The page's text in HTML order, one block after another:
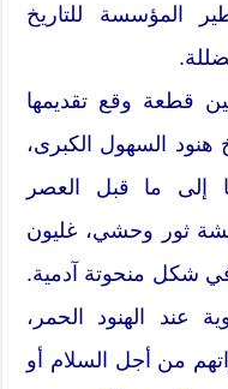
المؤسسة للتاريخ
قطعة وقع تقديمها
السهول الكبرى،
إلى ما قبل العصر
ثور وحشي، غليون
شكل منحوتة آدمية.
عند الهنود الحمر،
من أجل السلام أو